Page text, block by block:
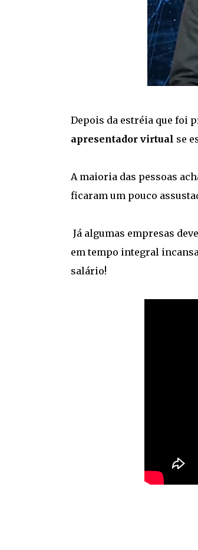
Depois da estréia que foi
apresentador virtual se
A maioria das pessoas
ficaram um pouco
Já algumas empresas
em tempo integral
salário!